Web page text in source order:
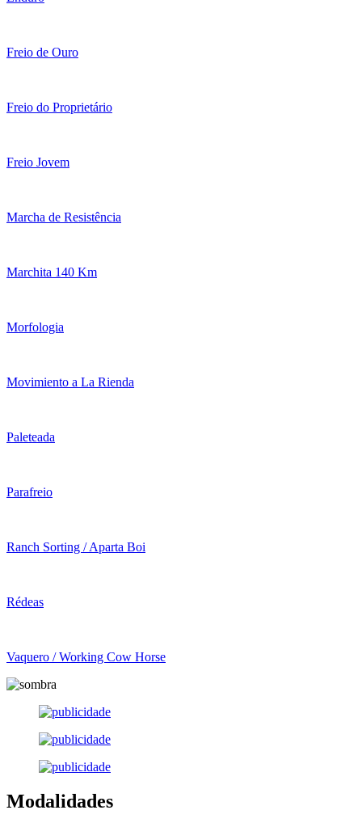
Freio de Ouro
Freio do Proprietário
Freio Jovem
Marcha de Resistência
Marchita 140 Km
Morfologia
Movimiento a La Rienda
Paleteada
Parafreio
Ranch Sorting / Aparta Boi
Rédeas
Vaquero / Working Cow Horse
Modalidades